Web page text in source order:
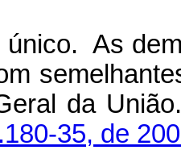
único. As
Geral
35, de